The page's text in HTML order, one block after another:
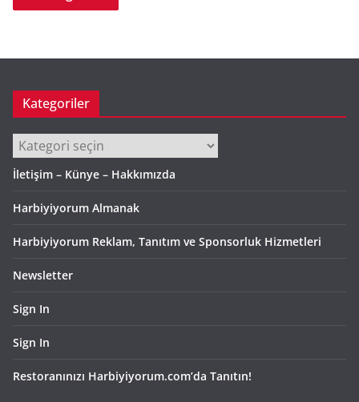
Kategoriler
Kategoriler
İletişim – Künye – Hakkımızda
Harbiyiyorum Almanak
Harbiyiyorum Reklam, Tanıtım ve Sponsorluk Hizmetleri
Newsletter
Sign In
Sign In
Restoranınızı Harbiyiyorum.com’da Tanıtın!